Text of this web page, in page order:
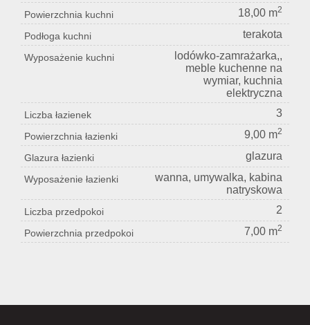
Powierzchnia kuchni 18,00 m2
Podłoga kuchni terakota
Wyposażenie kuchni
lodówko-zamrażarka,,
meble kuchenne na
wymiar, kuchnia
elektryczna
Liczba łazienek 3
Powierzchnia łazienki 9,00 m2
Glazura łazienki glazura
Wyposażenie łazienki
wanna, umywalka, kabina
natryskowa
Liczba przedpokoi 2
Powierzchnia przedpokoi 7,00 m2